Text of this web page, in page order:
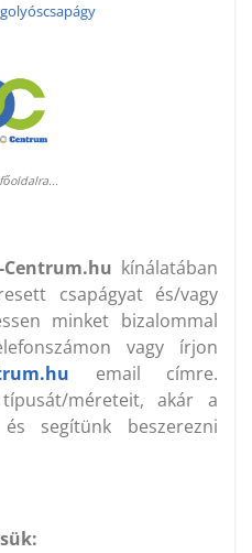
Centrum.hu kínálatában
csapágyat és/vagy
minket bizalommal
vagy írjon
email címre.
méreteit, akár a
segítünk beszerezni